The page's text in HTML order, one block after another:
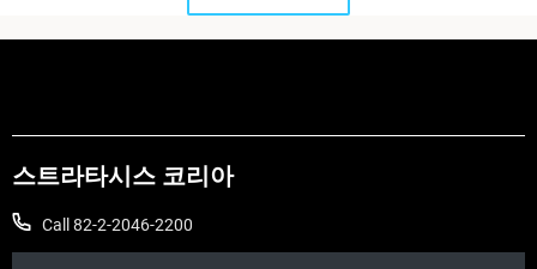
스트라타시스 코리아
Call 82-2-2046-2200